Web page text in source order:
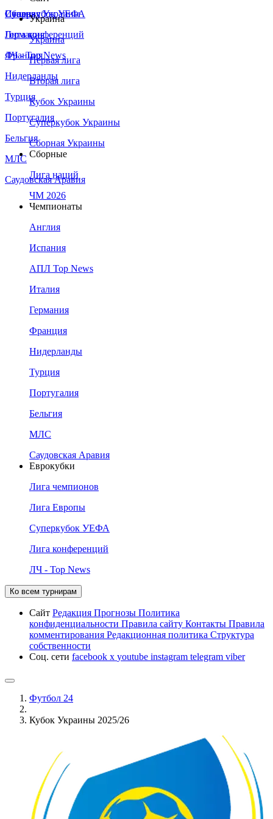
Сборная Украины
Италия
Германия
Франция
Нидерланды
Турция
Португалия
Бельгия
МЛС
Саудовская Аравия
Суперкубок УЕФА
Лига конференций
ЛЧ - Top News
Украина
Украина
Первая лига
Вторая лига
Кубок Украины
Суперкубок Украины
Сборная Украины
Сборные
Лига наций
ЧМ 2026
Чемпионаты
Англия
Испания
АПЛ Top News
Италия
Германия
Франция
Нидерланды
Турция
Португалия
Бельгия
МЛС
Саудовская Аравия
Еврокубки
Лига чемпионов
Лига Европы
Суперкубок УЕФА
Лига конференций
ЛЧ - Top News
Ко всем турнирам
Сайт Редакция Прогнозы Политика
конфиденциальности Правила сайту Контакты Правила
комментирования Редакционная политика Структура
собственности
Соц. сети facebook x youtube instagram telegram viber
Футбол 24
Кубок Украины 2025/26